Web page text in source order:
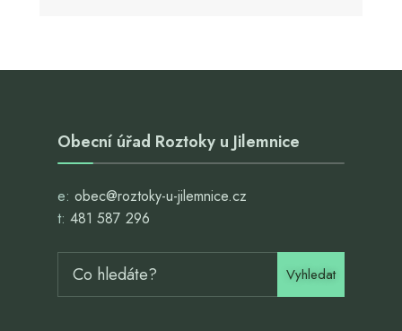
Obecní úřad Roztoky u Jilemnice
e: obec@roztoky-u-jilemnice.cz
t: 481 587 296
Vyhledat